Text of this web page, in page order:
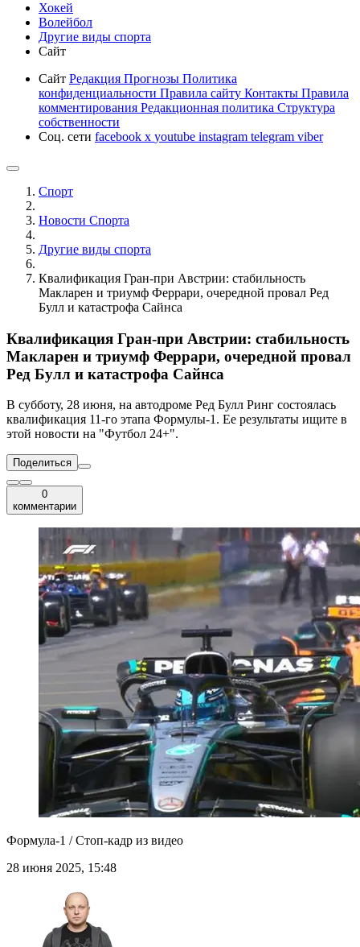
Хокей
Волейбол
Другие виды спорта
Сайт
Сайт Редакция Прогнозы Политика
конфиденциальности Правила сайту Контакты Правила
комментирования Редакционная политика Структура
собственности
Соц. сети facebook x youtube instagram telegram viber
Спорт
Новости Cпорта
Другие виды спорта
Квалификация Гран-при Австрии: стабильность
Макларен и триумф Феррари, очередной провал Ред
Булл и катастрофа Сайнса
Квалификация Гран-при Австрии: стабильность
Макларен и триумф Феррари, очередной провал
Ред Булл и катастрофа Сайнса
В субботу, 28 июня, на автодроме Ред Булл Ринг состоялась
квалификация 11-го этапа Формулы-1. Ее результаты ищите в
этой новости на "Футбол 24+".
Поделиться
0
комментарии
Формула-1 / Стоп-кадр из видео
28 июня 2025, 15:48